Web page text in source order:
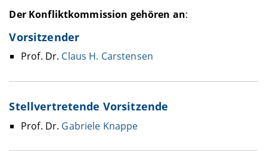
Der Konfliktkommission gehören an:
Vorsitzender
Prof. Dr. Claus H. Carstensen
Stellvertretende Vorsitzende
Prof. Dr. Gabriele Knappe